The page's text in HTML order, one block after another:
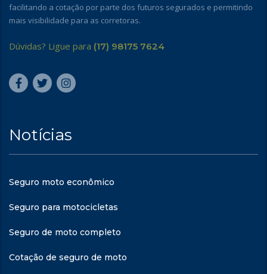
facilitando a cotação por parte dos futuros segurados e permitindo
mais visibilidade para as corretoras.
Dúvidas? Ligue para (17) 98175 7624
Notícias
Seguro moto econômico
Seguro para motocicletas
Seguro de moto completo
Cotação de seguro de moto